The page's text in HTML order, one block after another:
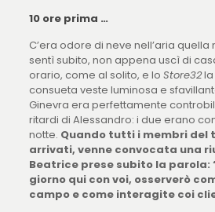
10 ore prima …
C’era odore di neve nell’aria quella
sentì subito, non appena uscì di
orario, come al solito, e lo Store32la
consueta veste luminosa e
Ginevra era perfettamente
ritardi di Alessandro: i due erano
notte. Quando tutti i membri del
arrivati, venne convocata una
Beatrice prese subito la parola:
giorno qui con voi, osserverò
campo e come interagite coi